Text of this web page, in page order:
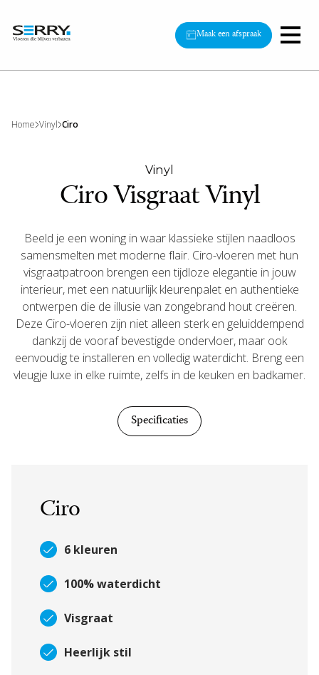
Maak een afspraak
Home Vinyl Ciro
Vinyl
Ciro Visgraat Vinyl
Beeld je een woning in waar klassieke stijlen naadloos
samensmelten met moderne flair. Ciro-vloeren met hun
visgraatpatroon brengen een tijdloze elegantie in jouw
interieur, met een natuurlijk kleurenpalet en authentieke
ontwerpen die de illusie van zongebrand hout creëren.
Deze Ciro-vloeren zijn niet alleen sterk en geluiddempend
dankzij de vooraf bevestigde ondervloer, maar ook
eenvoudig te installeren en volledig waterdicht. Breng een
vleugje luxe in elke ruimte, zelfs in de keuken en badkamer.
Specificaties
Ciro
6 kleuren
100% waterdicht
Visgraat
Heerlijk stil